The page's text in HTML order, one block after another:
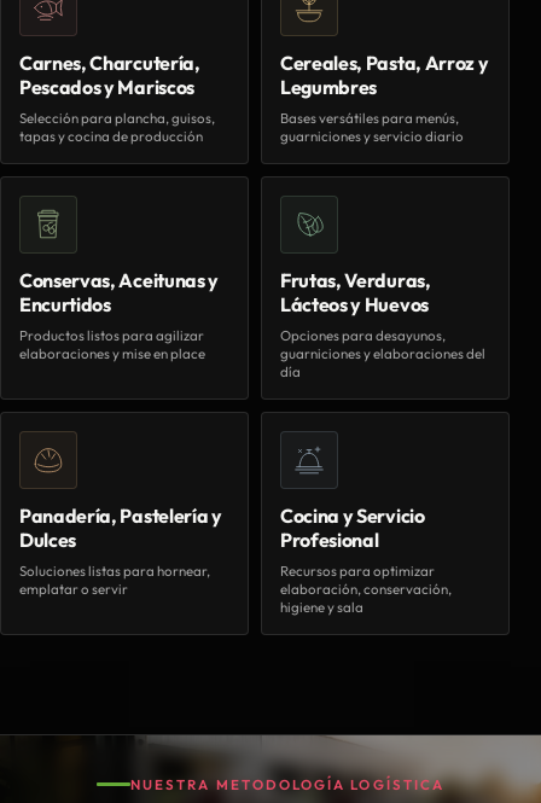
Carnes, Charcutería,
Pescados y Mariscos
Selección para plancha, guisos,
tapas y cocina de producción
Cereales, Pasta, Arroz y
Legumbres
Bases versátiles para menús,
guarniciones y servicio diario
Conservas, Aceitunas y
Encurtidos
Productos listos para agilizar
elaboraciones y mise en place
Frutas, Verduras,
Lácteos y Huevos
Opciones para desayunos,
guarniciones y elaboraciones del
día
Panadería, Pastelería y
Dulces
Soluciones listas para hornear,
emplatar o servir
Cocina y Servicio
Profesional
Recursos para optimizar
elaboración, conservación,
higiene y sala
NUESTRA METODOLOGÍA LOGÍSTICA